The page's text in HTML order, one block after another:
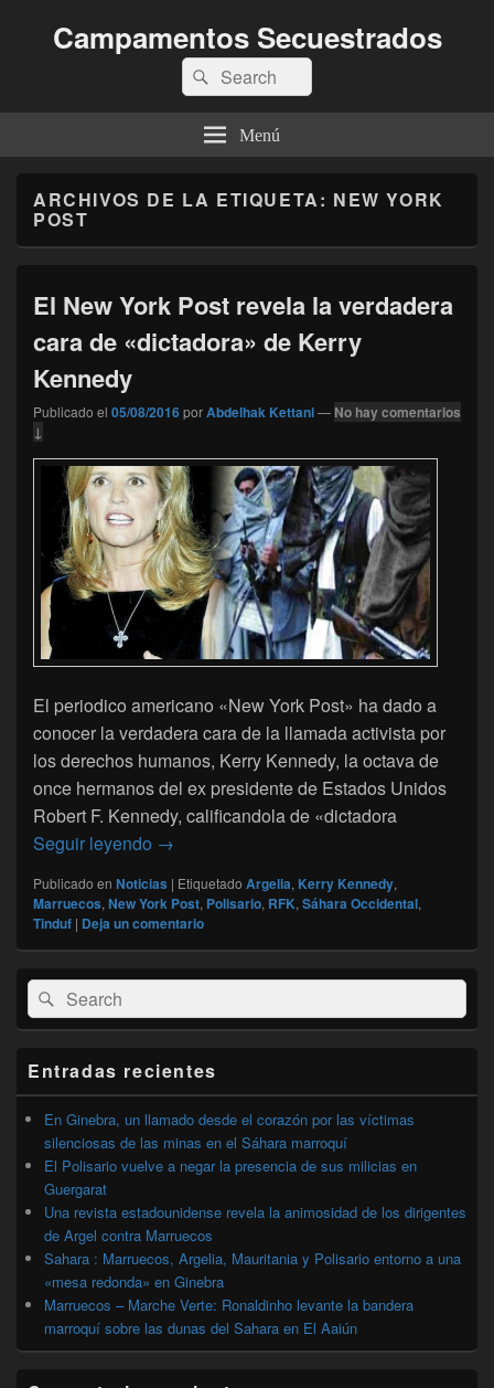
Campamentos Secuestrados
Buscar
por:
Buscar
Menú
ARCHIVOS DE LA ETIQUETA: NEW YORK
POST
El New York Post revela la verdadera
cara de «dictadora» de Kerry
Kennedy
Publicado el 05/08/2016porAbdelhak Kettani— No hay comentarios
↓
El periodico americano «New York Post» ha dado a
conocer la verdadera cara de la llamada activista por
los derechos humanos, Kerry Kennedy, la octava de
once hermanos del ex presidente de Estados Unidos
Robert F. Kennedy, calificandola de «dictadora
Seguir leyendo El New York Post revela la verdadera
→
Publicado en Noticias | Etiquetado Argelia, Kerry Kennedy,
Marruecos,New York Post, Polisario, RFK,Sáhara Occidental,
Tinduf | Deja un comentario
El
área
de
lateral
primaria
Buscar
por:
Buscar
Entradas recientes
En Ginebra, un llamado desde el corazón por las víctimas
silenciosas de las minas en el Sáhara marroquí
El Polisario vuelve a negar la presencia de sus milicias en
Guergarat
Una revista estadounidense revela la animosidad de los dirigentes
de Argel contra Marruecos
Sahara : Marruecos, Argelia, Mauritania y Polisario entorno a una
«mesa redonda» en Ginebra
Marruecos – Marche Verte: Ronaldinho levante la bandera
marroquí sobre las dunas del Sahara en El Aaiún